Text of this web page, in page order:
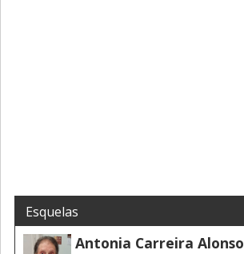
Esquelas
Antonia Carreira Alonso